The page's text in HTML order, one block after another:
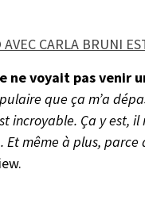
CARLA BRUNI
ne voyait pas venir
que ça m’a
incroyable. Ça y est,
même à plus, parce